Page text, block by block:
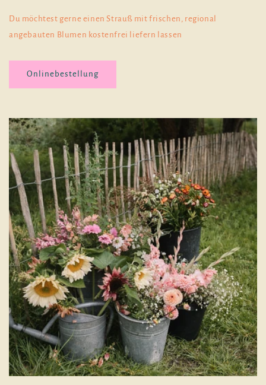
Du möchtest gerne einen Strauß mit frischen, regional
angebauten Blumen kostenfrei liefern lassen
Onlinebestellung